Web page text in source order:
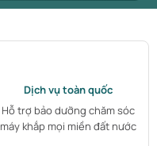
Dịch vụ toàn quốc
Hỗ trợ bảo dưỡng chăm sóc
máy khắp mọi miền đất nước